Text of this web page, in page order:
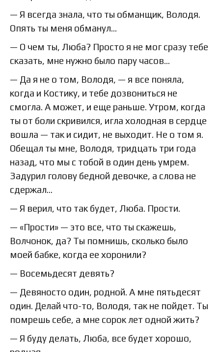
— Я всегда знала, что ты обманщик, Володя.
Опять ты меня обманул…
— О чем ты, Люба? Просто я не мог сразу тебе
сказать, мне нужно было пару часов…
— Да я не о том, Володя, — я все поняла,
когда и Костику, и тебе дозвониться не
смогла. А может, и еще раньше. Утром, когда
ты от боли скривился, игла холодная в сердце
вошла — так и сидит, не выходит. Не о том я.
Обещал ты мне, Володя, тридцать три года
назад, что мы с тобой в один день умрем.
Задурил голову бедной девочке, а слова не
сдержал…
— Я верил, что так будет, Люба. Прости.
— «Прости» — это все, что ты скажешь,
Волчонок, да? Ты помнишь, сколько было
моей бабке, когда ее хоронили?
— Восемьдесят девять?
— Девяносто один, родной. А мне пятьдесят
один. Делай что-то, Володя, так не пойдет. Ты
помрешь себе, а мне сорок лет одной жить?
— Я буду делать, Люба, все будет хорошо,